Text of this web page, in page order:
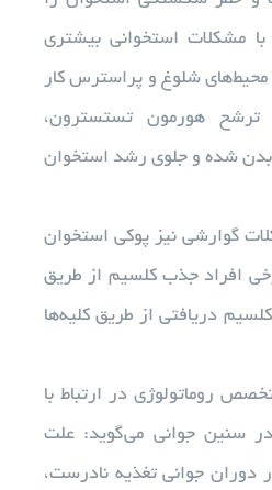
با مشکلات استخوانی بیشتری
شلوغ و پراسترس کار
ترشح هورمون تستسترون،
بدن شده و جلوی رشد استخوان
گوارشی نیز پوکی استخوان
افراد جذب کلسیم از طریق
دریافتی از طریق کلیه‌ها
روماتولوژی در ارتباط با
سنین جوانی می‌گوید: علت
دوران جوانی تغذیه نادرست،